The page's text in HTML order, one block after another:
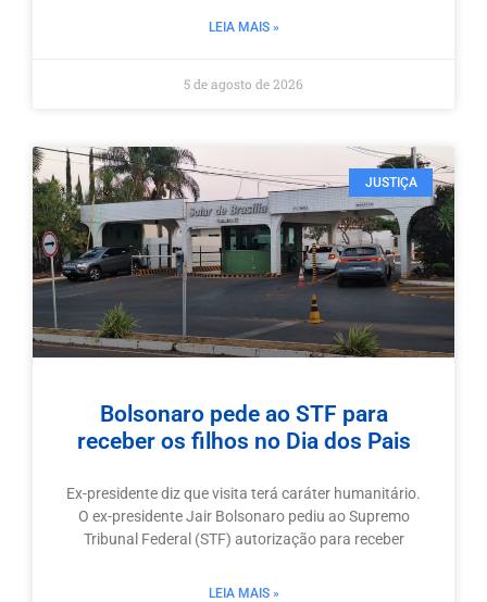
LEIA MAIS »
5 de agosto de 2026
JUSTIÇA
Bolsonaro pede ao STF para
receber os filhos no Dia dos Pais
Ex-presidente diz que visita terá caráter humanitário.
O ex-presidente Jair Bolsonaro pediu ao Supremo
Tribunal Federal (STF) autorização para receber
LEIA MAIS »